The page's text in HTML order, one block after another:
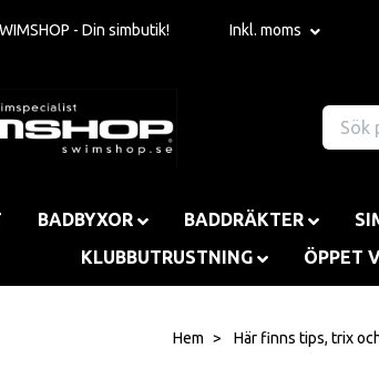
- Din simbutik! Inkl. moms
BADBYXOR BADDRÄKTER
KLUBBUTRUSTNING
ÖPPET
Hem Här finns tips, trix